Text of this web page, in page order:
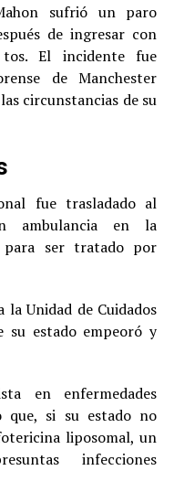
sufrió un paro
de ingresar con
El incidente fue
de Manchester
circunstancias de su
fue trasladado al
ambulancia en la
para ser tratado por
Unidad de Cuidados
su estado empeoró y
en enfermedades
que, si su estado no
liposomal, un
infecciones